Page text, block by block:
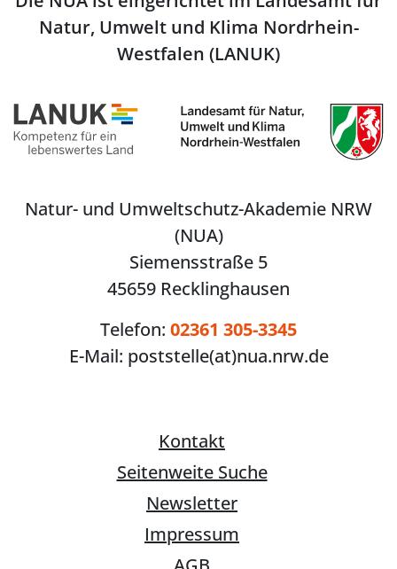
Natur, Umwelt und Klima Nordrhein-
Westfalen (LANUK)
Natur- und Umweltschutz-Akademie NRW
(NUA)
Siemensstraße 5
45659 Recklinghausen
Telefon: 02361 305-3345
E-Mail: poststelle(at)nua.nrw.de
Kontakt
Seitenweite Suche
Newsletter
Impressum